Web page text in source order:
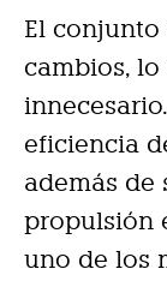
El conjunto
cambios,
eficiencia
además de
propulsión
uno de los